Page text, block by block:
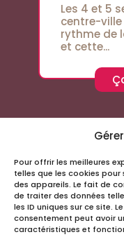
Pour offrir les meilleures
telles que les cookies
des appareils. Le fait de
de traiter des données
les ID uniques sur ce site.
consentement peut avoir
caractéristiques et
Les 4 et 5
centre-
rythme de
et cette...
Suivez-nous